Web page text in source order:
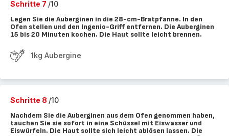
Schritte 7 /10
Legen Sie die Auberginen in die 28-cm-Bratpfanne. In den
Ofen stellen und den Ingenio-Griff entfernen. Die Auberginen
15 bis 20 Minuten kochen. Die Haut sollte leicht brennen.
1kg Aubergine
Schritte 8 /10
Nachdem Sie die Auberginen aus dem Ofen genommen haben,
tauchen Sie sie sofort in eine Schüssel mit Eiswasser und
Eiswürfeln. Die Haut sollte sich leicht ablösen lassen. Die